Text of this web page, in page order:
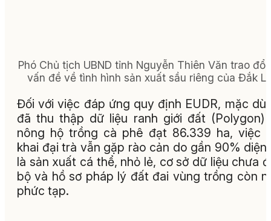
Phó Chủ tịch UBND tỉnh Nguyễn Thiên Văn trao
vấn đề về tình hình sản xuất sầu riêng của Đắk
Đối với việc đáp ứng quy định EUDR, mặc dù
đã thu thập dữ liệu ranh giới đất (Polygon)
nông hộ trồng cà phê đạt 86.339 ha, việc
khai đại trà vẫn gặp rào cản do gần 90% diện
là sản xuất cá thể, nhỏ lẻ, cơ sở dữ liệu chưa
bộ và hồ sơ pháp lý đất đai vùng trồng còn
phức tạp.